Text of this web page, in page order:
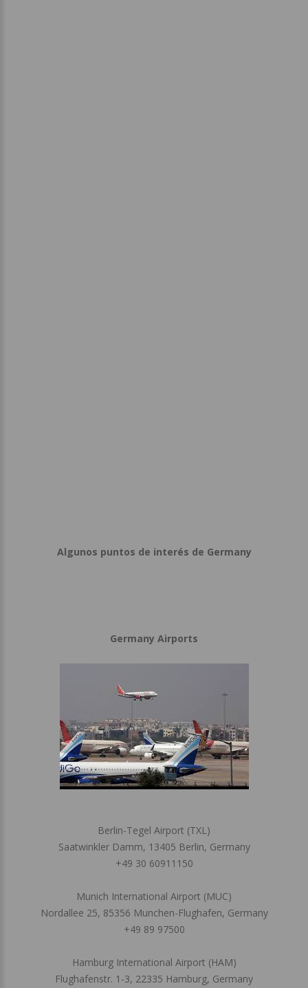
Algunos puntos de interés de Germany
Germany Airports
Berlin-Tegel Airport (TXL)
Saatwinkler Damm, 13405 Berlin, Germany
+49 30 60911150
Munich International Airport (MUC)
Nordallee 25, 85356 Munchen-Flughafen, Germany
+49 89 97500
Hamburg International Airport (HAM)
Flughafenstr. 1-3, 22335 Hamburg, Germany